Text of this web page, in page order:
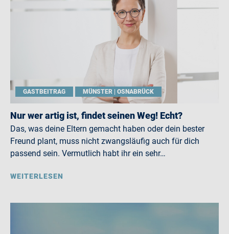
GASTBEITRAG MÜNSTER | OSNABRÜCK
Nur wer artig ist, findet seinen Weg! Echt?
Das, was deine Eltern gemacht haben oder dein bester
Freund plant, muss nicht zwangsläufig auch für dich
passend sein. Vermutlich habt ihr ein sehr…
WEITERLESEN